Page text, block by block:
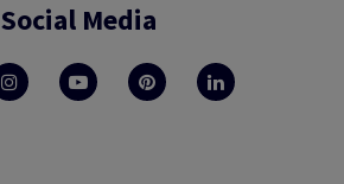
Social Media